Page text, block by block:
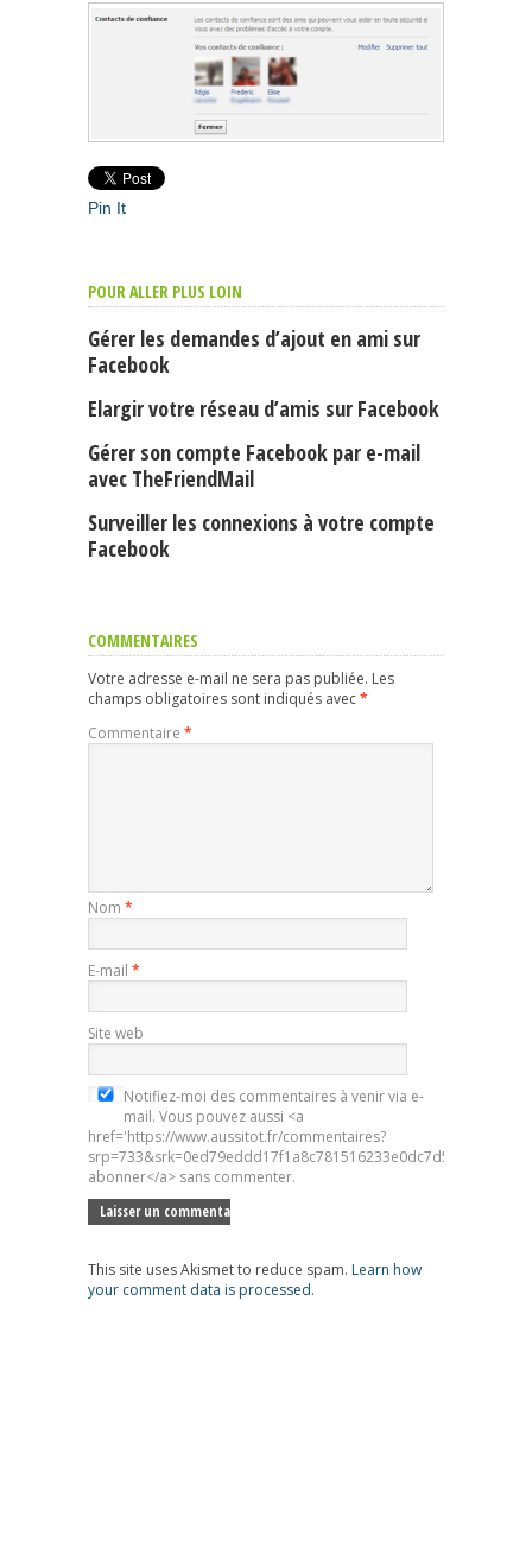
Pin It
POUR ALLER PLUS LOIN
Gérer les demandes d’ajout en ami sur
Facebook
Elargir votre réseau d’amis sur Facebook
Gérer son compte Facebook par e-mail
avec TheFriendMail
Surveiller les connexions à votre compte
Facebook
COMMENTAIRES
Votre adresse e-mail ne sera pas publiée. Les
champs obligatoires sont indiqués avec*
Commentaire *
Nom *
E-mail *
Site web
Notifiez-moi des commentaires à venir via e-
mail. Vous pouvez aussi <a
href='https://www.aussitot.fr/commentaires?
abonner</a> sans commenter.
This site uses Akismet to reduce spam. Learn how
your comment data is processed.